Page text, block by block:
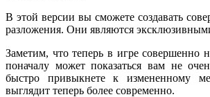
В этой версии вы сможете создавать
разложения. Они являются
Заметим, что теперь в игре совершенно
поначалу может показаться вам не
быстро привыкнете к измененному
выглядит теперь более современно.